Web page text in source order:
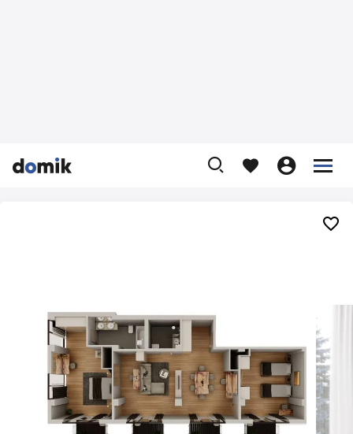


    


